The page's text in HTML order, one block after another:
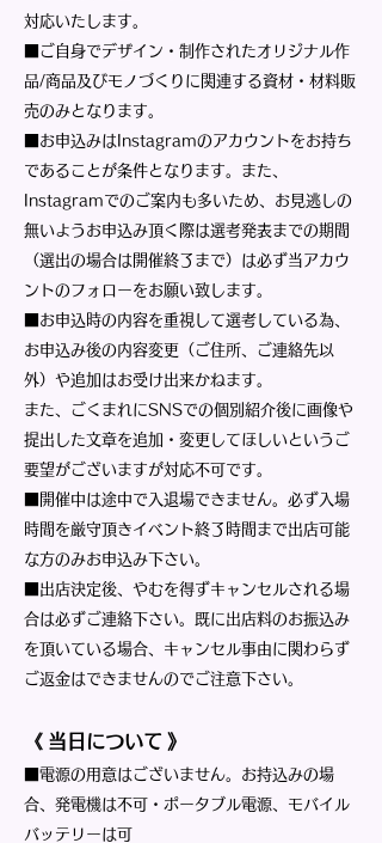
対応いたします。
■ご自身でデザイン・制作されたオリジナル作
品/商品及びモノづくりに関連する資材・材料販
売のみとなります。
■お申込みはInstagramのアカウントをお持ち
であることが条件となります。また、
Instagramでのご案内も多いため、お見逃しの
無いようお申込み頂く際は選考発表までの期間
（選出の場合は開催終了まで）は必ず当アカウ
ントのフォローをお願い致します。
■お申込時の内容を重視して選考している為、
お申込み後の内容変更（ご住所、ご連絡先以
外）や追加はお受け出来かねます。
また、ごくまれにSNSでの個別紹介後に画像や
提出した文章を追加・変更してほしいというご
要望がございますが対応不可です。
■開催中は途中で入退場できません。必ず入場
時間を厳守頂きイベント終了時間まで出店可能
な方のみお申込み下さい。
■出店決定後、やむを得ずキャンセルされる場
合は必ずご連絡下さい。既に出店料のお振込み
を頂いている場合、キャンセル事由に関わらず
ご返金はできませんのでご注意下さい。
《 当日について 》
■電源の用意はございません。お持込みの場
合、発電機は不可・ポータブル電源、モバイル
バッテリーは可